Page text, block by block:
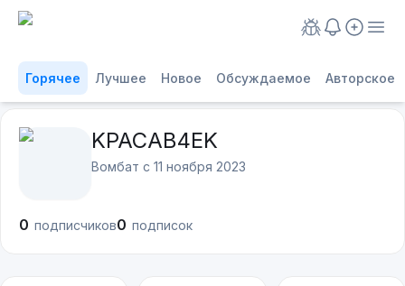
Горячее Лучшее Новое Обсуждаемое Авторское
KPACAB4EK
Вомбат с 11 ноября 2023
0 подписчиков0 подписок